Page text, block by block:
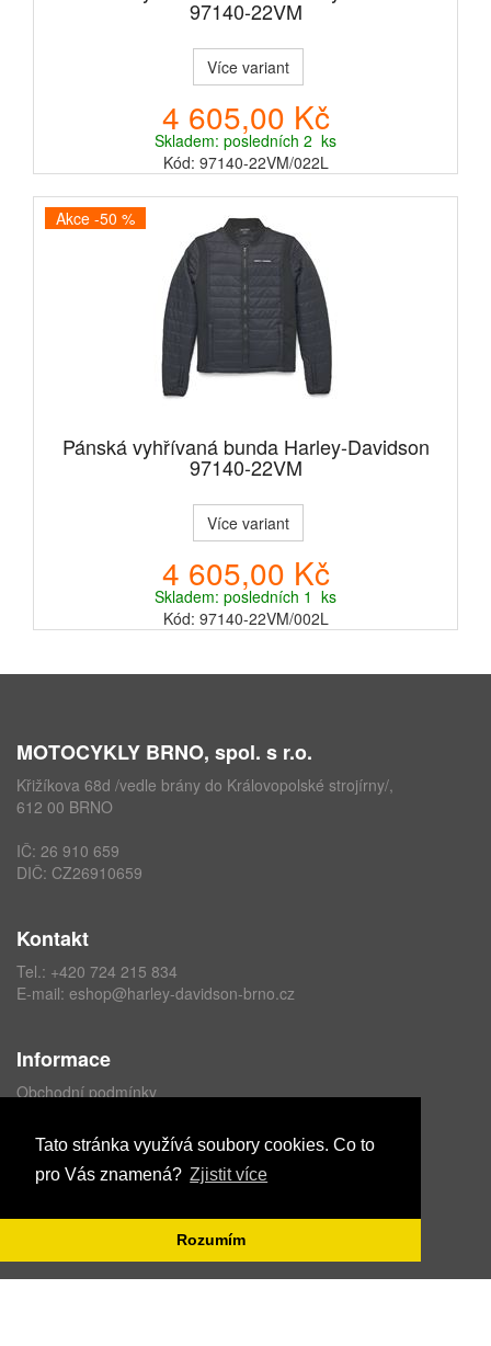
Tato stránka využívá soubory cookies. Co to
pro Vás znamená? Zjistit více
Rozumím
97140-22VM
Více variant
4 605,00 Kč
Skladem: posledních 2 ks
Kód: 97140-22VM/022L
Akce -50 %
Pánská vyhřívaná bunda Harley-Davidson
97140-22VM
Více variant
4 605,00 Kč
Skladem: posledních 1 ks
Kód: 97140-22VM/002L
MOTOCYKLY BRNO, spol. s r.o.
Křižíkova 68d /vedle brány do Královopolské strojírny/,
612 00 BRNO
IČ: 26 910 659
DIČ: CZ26910659
Kontakt
Tel.: +420 724 215 834
E-mail: eshop@harley-davidson-brno.cz
Informace
Obchodní podmínky
Formulář odstoupení od kupní smlouvy
Copyright © ABRA Software a.s. 2021